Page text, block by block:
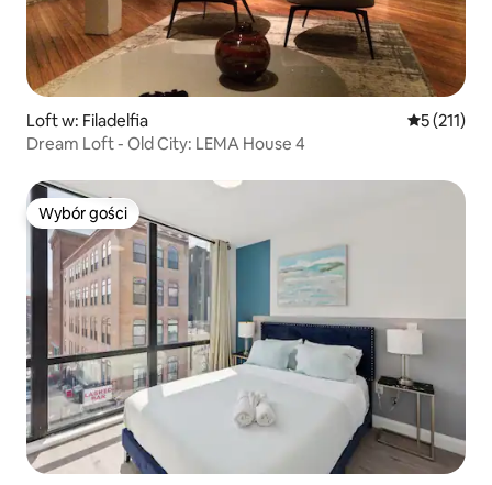
Loft w: Filadelfia Średnia
5 (211)
Dream Loft - Old City: LEMA House 4
Wybór gości
Wybór gości